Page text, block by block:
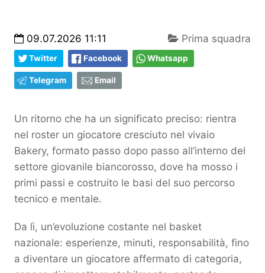
09.07.2026 11:11 Prima squadra
Twitter Facebook Whatsapp
Telegram Email
Un ritorno che ha un significato preciso: rientra
nel roster un giocatore cresciuto nel vivaio
Bakery, formato passo dopo passo all’interno del
settore giovanile biancorosso, dove ha mosso i
primi passi e costruito le basi del suo percorso
tecnico e mentale.
Da lì, un’evoluzione costante nel basket
nazionale: esperienze, minuti, responsabilità, fino
a diventare un giocatore affermato di categoria,